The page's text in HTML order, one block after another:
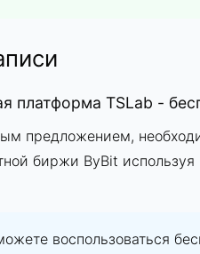
платформа TSLab -
предложением,
биржи ByBit
воспользоваться